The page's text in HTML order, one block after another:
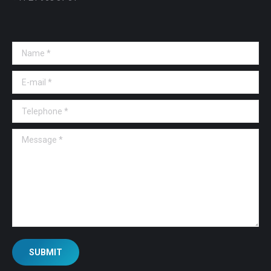
Name *
E-mail *
Telephone *
Message *
SUBMIT